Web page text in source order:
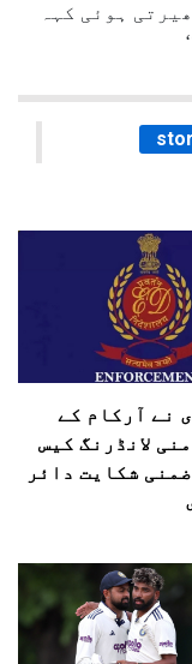
ہوئی کہہ
نے آرکام کے
منی لانڈرنگ کیس
شکایت دائر